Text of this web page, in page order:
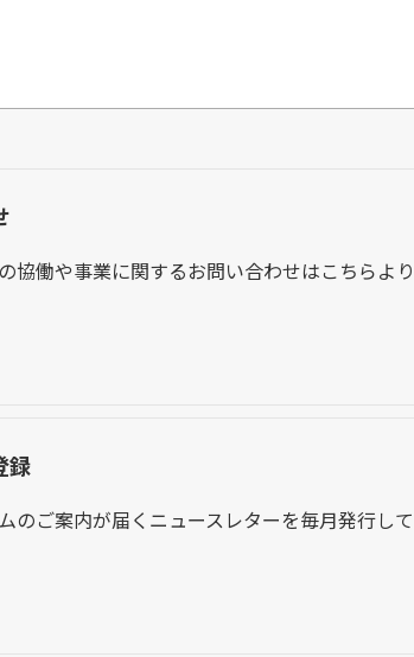
協働や事業に関するお問い合わせはこちらよ
録
のご案内が届くニュースレターを毎月発行し